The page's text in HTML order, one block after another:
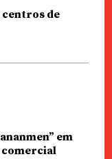
centros de
em